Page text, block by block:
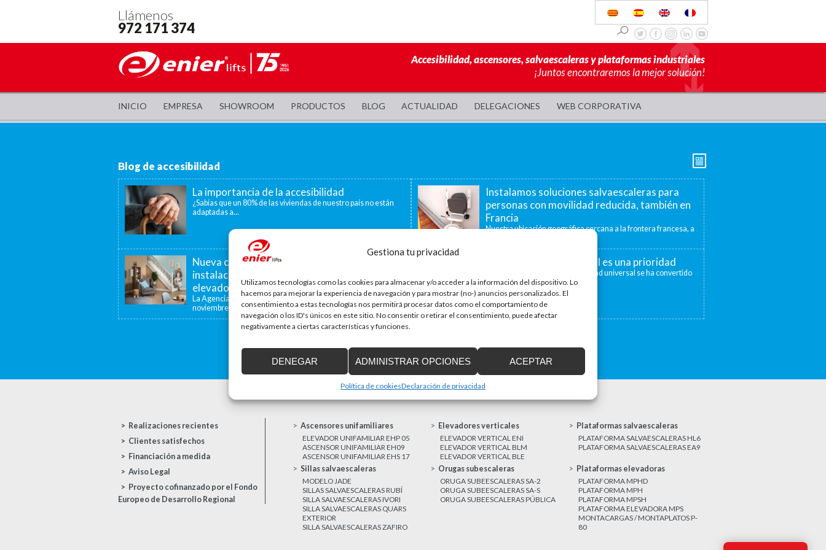
Gestiona tu privacidad
Utilizamos tecnologías como las cookies para almacenar y/o acceder a la información del dispositivo. Lo
hacemos para mejorar la experiencia de navegación y para mostrar (no-) anuncios personalizados. El
consentimiento a estas tecnologías nos permitirá procesar datos como el comportamiento de
navegación o los ID's únicos en este sitio. No consentir o retirar el consentimiento, puede afectar
negativamente a ciertas características y funciones.
ACEPTAR
DENEGAR ADMINISTRAR OPCIONES
Política de cookiesDeclaración de privacidad
Llámenos
972 171 374
Accesibilidad, ascensores, salvaescaleras y plataformas industriales
¡Juntos encontraremos la mejor solución!
INICIO EMPRESA SHOWROOM PRODUCTOS BLOG ACTUALIDAD DELEGACIONES WEB CORPORATIVA
Blog de accesibilidad
La importancia de la accesibilidad
¿Sabías que un 80% de las viviendas de nuestro país no están
adaptadas a...
Instalamos soluciones salvaescaleras para
personas con movilidad reducida, también en
Francia
Nuestra ubicación geográfica cercana a la frontera francesa, a
40 minutos, nos permite ofrecer...
Nueva convocatoria de ayudas para la
instalación de ascensores, plataformas
elevadoras y dispositivos de accesibilidad
La Agencia de la Vivienda de Cataluña aprobó el pasado 15 de
noviembre de...
La accesibilidad universal es una prioridad
En la última década la accesibilidad universal se ha convertido
en una prioridad para...
Realizaciones recientes
Clientes satisfechos
Financiación a medida
Aviso Legal
Proyecto cofinanzado por el Fondo
Europeo de Desarrollo Regional
Ascensores unifamiliares
ELEVADOR UNIFAMILIAR EHP 05
ASCENSOR UNIFAMILIAR EH09
ASCENSOR UNIFAMILIAR EHS 17
Elevadores verticales
ELEVADOR VERTICAL ENI
ELEVADOR VERTICAL BLM
ELEVADOR VERTICAL BLE
Plataformas salvaescaleras
PLATAFORMA SALVAESCALERAS HL6
PLATAFORMA SALVAESCALERAS EA9
Sillas salvaescaleras
MODELO JADE
SILLAS SALVAESCALERAS RUBÍ
SILLA SALVAESCALERAS IVORI
SILLA SALVAESCALERAS QUARS
EXTERIOR
SILLA SALVAESCALERAS ZAFIRO
Orugas subescaleras
ORUGA SUBEESCALERAS SA-2
ORUGA SUBEESCALERAS SA-S
ORUGA SUBEESCALERAS PÚBLICA
Plataformas elevadoras
PLATAFORMA MPHD
PLATAFORMA MPH
PLATAFORMA MPSH
PLATAFORMA ELEVADORA MPS
MONTACARGAS / MONTAPLATOS P-
80